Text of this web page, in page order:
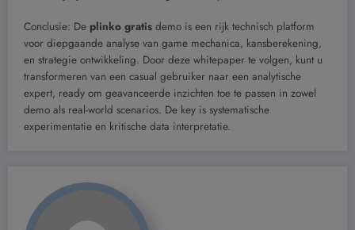
Conclusie: De plinko gratis demo is een rijk technisch platform
voor diepgaande analyse van game mechanica, kansberekening,
en strategie ontwikkeling. Door deze whitepaper te volgen, kunt u
transformeren van een casual gebruiker naar een analytische
expert, ready om geavanceerde inzichten toe te passen in zowel
demo als real-world scenarios. De key is systematische
experimentatie en kritische data interpretatie.